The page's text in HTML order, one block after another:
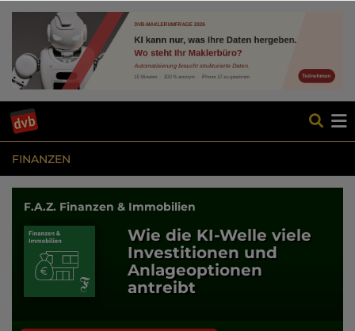
FINANZEN
F.A.Z. Finanzen & Immobilien
Wie die KI-Welle viele
Investitionen und
Anlageoptionen
antreibt